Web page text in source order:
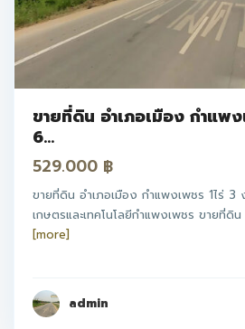
ขายที่ดิน อำเภอเมือง กำแพง
6...
529.000 ฿
ขายที่ดิน อำเภอเมือง กำแพงเพชร 1ไร่
เกษตรและเทคโนโลยีกำแพงเพชร ขายที่ดิ
[more]
admin